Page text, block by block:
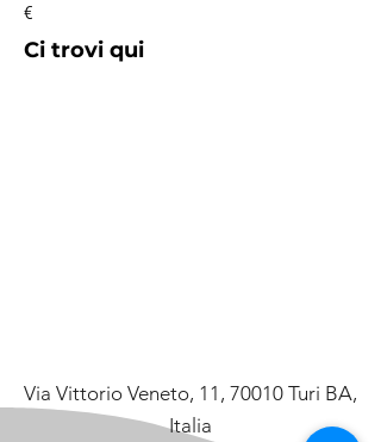
€
Ci trovi qui
Via Vittorio Veneto, 11, 70010 Turi BA,
Italia